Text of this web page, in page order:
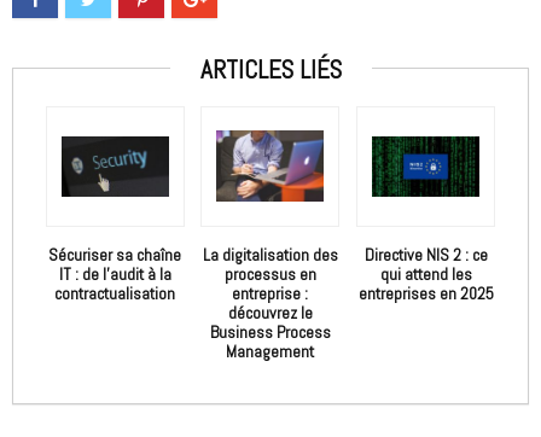
ARTICLES LIÉS
Sécuriser sa chaîne
IT : de l’audit à la
contractualisation
La digitalisation des
processus en
entreprise :
découvrez le
Business Process
Management
Directive NIS 2 : ce
qui attend les
entreprises en 2025